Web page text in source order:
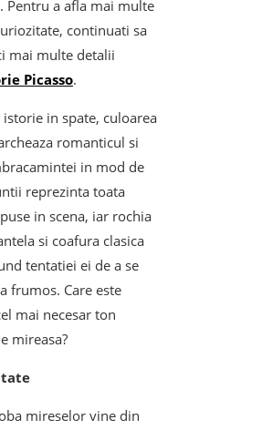
Pentru a afla mai multe
continuati sa
mai multe detalii
Picasso.
in spate, culoarea
romanticul si
in mod de
reprezinta toata
in scena, iar rochia
si coafura clasica
tentatiei ei de a se
frumos. Care este
mai necesar ton
mireasa?
mireselor vine din